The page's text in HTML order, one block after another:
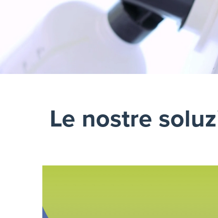
Le nostre